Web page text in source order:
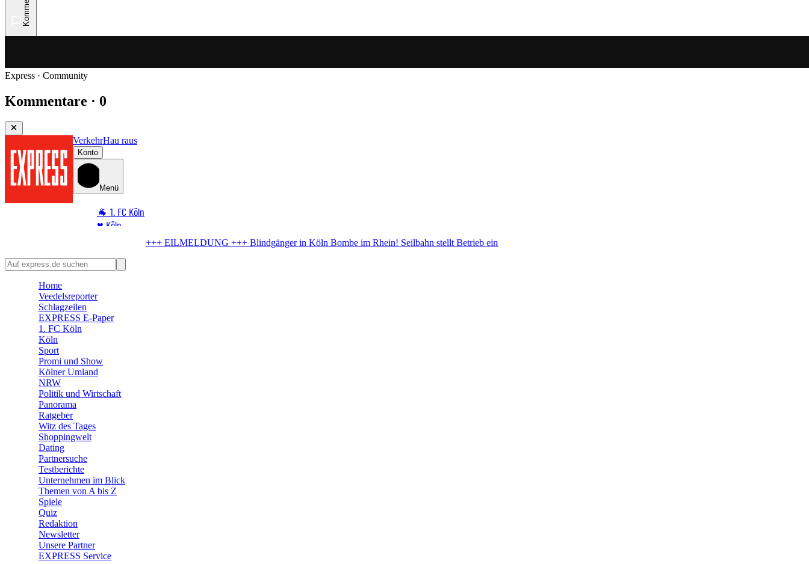
Express · Community
Kommentare · 0
VerkehrHau raus
Konto
Menü
🐐 1. FC Köln
♥️ Köln
🏆 Sport
🛒 Shoppingwelt
Bombe im Rhein! Seilbahn stellt Betrieb ein
Home
Veedelsreporter
Schlagzeilen
EXPRESS E-Paper
1. FC Köln
Köln
Sport
Promi und Show
Kölner Umland
NRW
Politik und Wirtschaft
Panorama
Ratgeber
Witz des Tages
Shoppingwelt
Dating
Partnersuche
Testberichte
Unternehmen im Blick
Themen von A bis Z
Spiele
Quiz
Redaktion
Newsletter
Unsere Partner
EXPRESS Service